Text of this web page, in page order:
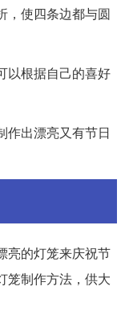
，使四条边都与圆
以根据自己的喜好
作出漂亮又有节日
亮的灯笼来庆祝节
笼制作方法，供大